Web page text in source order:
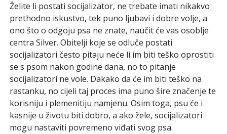
Želite li postati socijalizator, ne trebate imati nikakvo
prethodno iskustvo, tek puno ljubavi i dobre volje, a
ono što o odgoju psa ne znate, naučit će vas osoblje
centra Silver. Obitelji koje se odluče postati
socijalizatori često pitaju neće li im biti teško oprostiti
se s psom nakon godine dana, no to pitanje
socijalizatori ne vole. Dakako da će im biti teško na
rastanku, no cijeli taj proces ima puno šire značenje te
korisniju i plemenitiju namjenu. Osim toga, psu će i
kasnije u životu biti dobro, a ako žele, socijalizatori
mogu nastaviti povremeno viđati svog psa.